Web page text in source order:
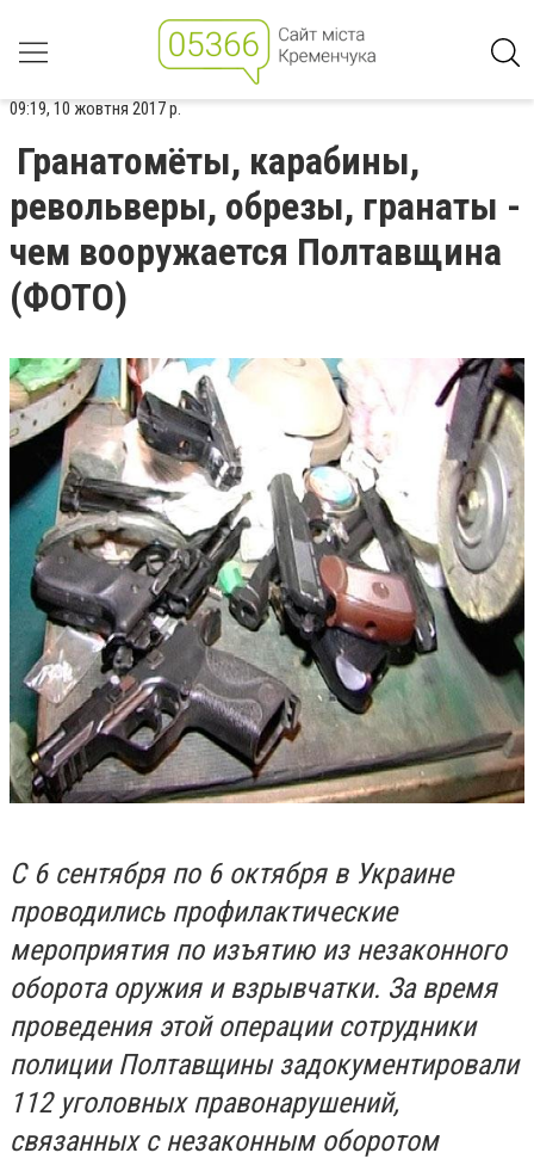
09:19, 10 жовтня 2017 р.
Гранатомёты, карабины,
револьверы, обрезы, гранаты -
чем вооружается Полтавщина
(ФОТО)
С 6 сентября по 6 октября в Украине
проводились профилактические
мероприятия по изъятию из незаконного
оборота оружия и взрывчатки. За время
проведения этой операции сотрудники
полиции Полтавщины задокументировали
112 уголовных правонарушений,
связанных с незаконным оборотом